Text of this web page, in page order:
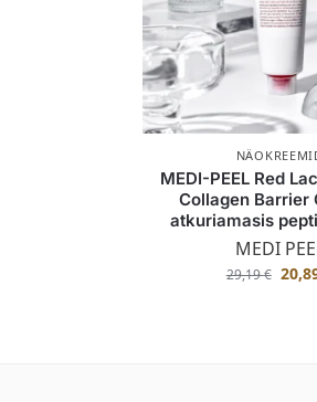
MEDI-PEEL Red
Collagen Barrier
atkuriamasis
MEDI
29,19€